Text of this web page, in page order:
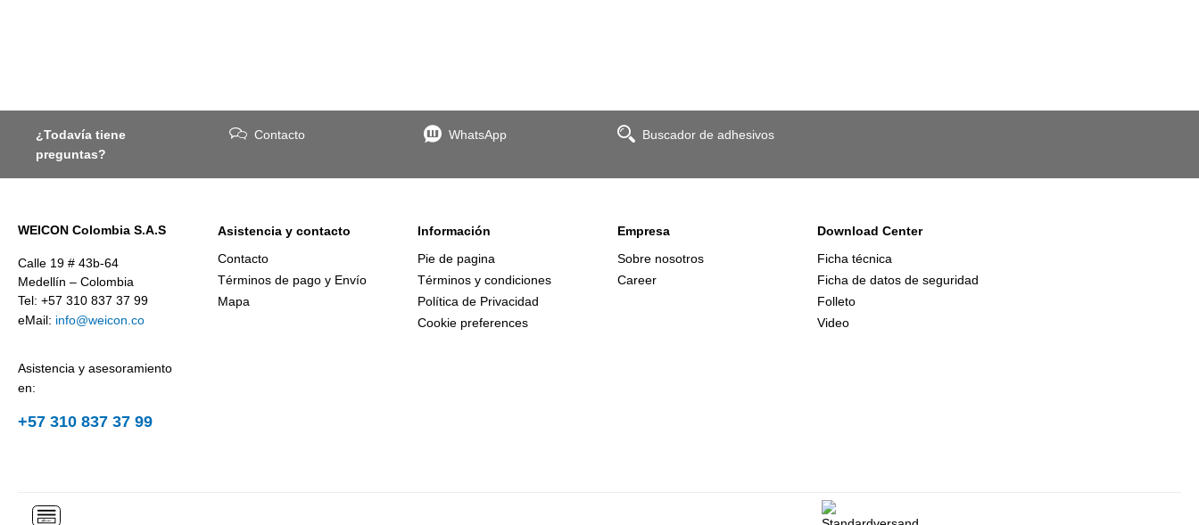
¿Todavía tiene
preguntas?
Contacto WhatsApp Buscador de adhesivos
WEICON Colombia S.A.S
Calle 19 # 43b-64
Medellín – Colombia
Tel: +57 310 837 37 99
eMail: info@weicon.co
Asistencia y asesoramiento
en:
+57 310 837 37 99
Asistencia y contacto
Contacto
Términos de pago y Envío
Mapa
Información
Pie de pagina
Términos y condiciones
Política de Privacidad
Cookie preferences
Empresa
Sobre nosotros
Career
Download Center
Ficha técnica
Ficha de datos de seguridad
Folleto
Video